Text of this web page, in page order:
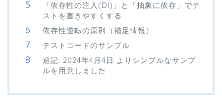
「依存性の注入(DI)」と「抽象に依存」でテ
ストを書きやすくする
依存性逆転の原則（補足情報）
テストコードのサンプル
追記: 2024年4月4日 よりシンプルなサンプ
ルを用意しました